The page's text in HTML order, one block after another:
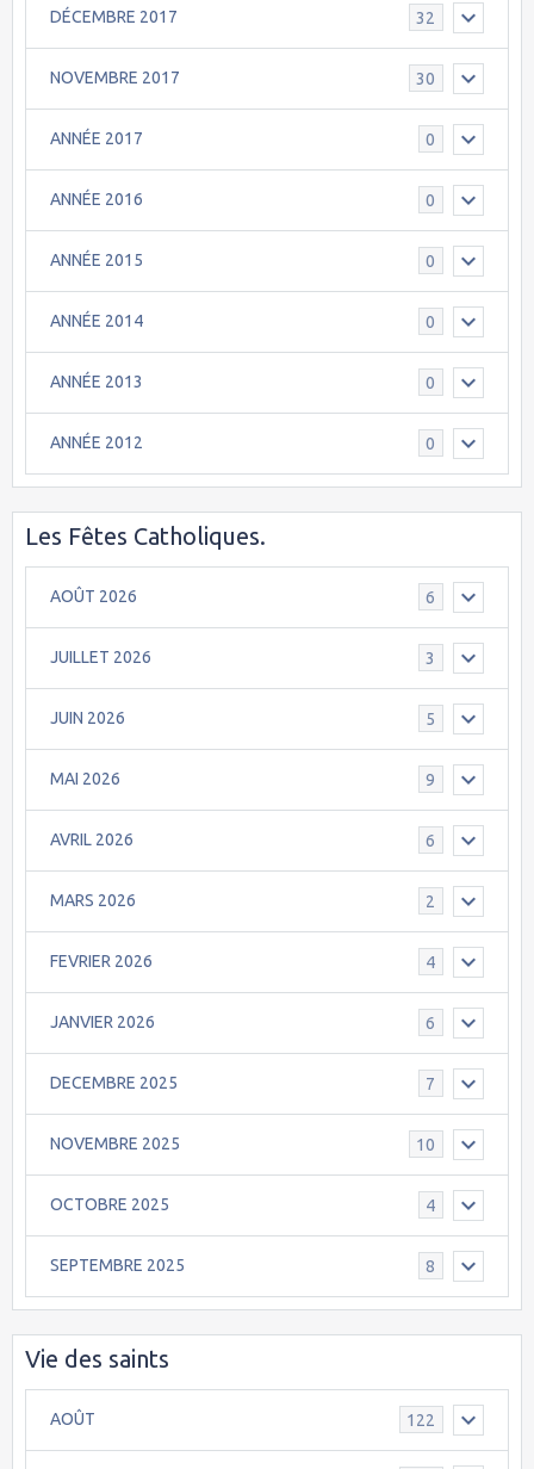
DÉCEMBRE 2017 32
NOVEMBRE 2017 30
ANNÉE 2017 0
ANNÉE 2016 0
ANNÉE 2015 0
ANNÉE 2014 0
ANNÉE 2013 0
ANNÉE 2012 0
Les Fêtes Catholiques.
AOÛT 2026 6
JUILLET 2026 3
JUIN 2026 5
MAI 2026 9
AVRIL 2026 6
MARS 2026 2
FEVRIER 2026 4
JANVIER 2026 6
DECEMBRE 2025 7
NOVEMBRE 2025 10
OCTOBRE 2025 4
SEPTEMBRE 2025 8
Vie des saints
AOÛT 122